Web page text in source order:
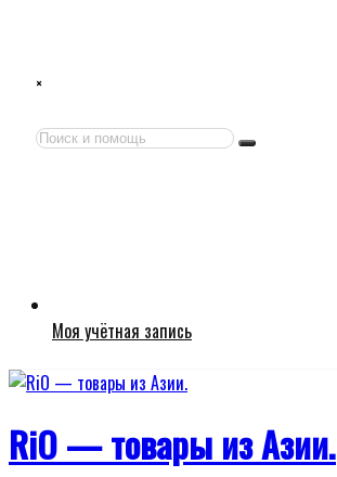
Перейти
содержимому
×
Поиск
Поиск
Моя учётная запись
RiO — товары из Азии.